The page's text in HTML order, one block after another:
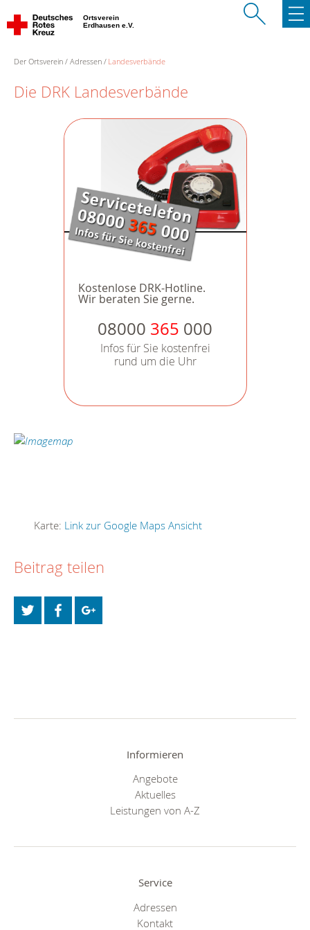
Ortsverein
Erdhausen e.V.
Der Ortsverein Adressen Landesverbände
Die DRK Landesverbände
Kostenlose DRK-Hotline.
Wir beraten Sie gerne.
08000 365 000
Infos für Sie kostenfrei
rund um die Uhr
Karte: Link zur Google Maps Ansicht
Beitrag teilen
Informieren
Angebote
Aktuelles
Leistungen von A-Z
Service
Adressen
Kontakt